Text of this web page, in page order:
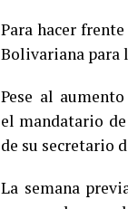
Para hacer
Bolivariana para
Pese al
el mandatario
de su secretario
La semana